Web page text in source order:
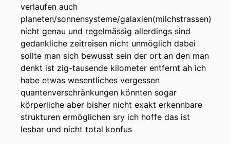
verlaufen auch
planeten/sonnensysteme/galaxien(milchstrassen)
nicht genau und regelmässig allerdings sind
gedankliche zeitreisen nicht unmöglich dabei
sollte man sich bewusst sein der ort an den man
denkt ist zig-tausende kilometer entfernt ah ich
habe etwas wesentliches vergessen
quantenverschränkungen könnten sogar
körperliche aber bisher nicht exakt erkennbare
strukturen ermöglichen sry ich hoffe das ist
lesbar und nicht total konfus